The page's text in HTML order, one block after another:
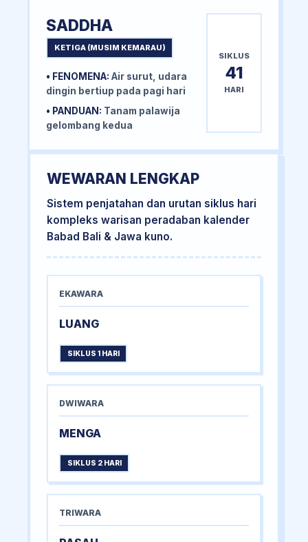
SADDHA
KETIGA (MUSIM KEMARAU)
• FENOMENA: Air surut, udara
dingin bertiup pada pagi hari
• PANDUAN: Tanam palawija
gelombang kedua
SIKLUS
41
HARI
WEWARAN LENGKAP
Sistem penjatahan dan urutan siklus hari
kompleks warisan peradaban kalender
Babad Bali & Jawa kuno.
EKAWARA
LUANG
SIKLUS 1 HARI
DWIWARA
MENGA
SIKLUS 2 HARI
TRIWARA